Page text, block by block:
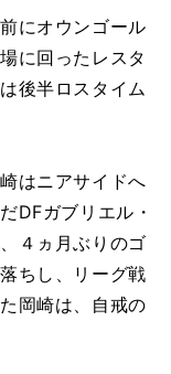
にオウンゴール
に回ったレスタ
後半ロスタイム
はニアサイドへ
DFガブリエル・
４ヵ月ぶりのゴ
ちし、リーグ戦
岡崎は、自戒の